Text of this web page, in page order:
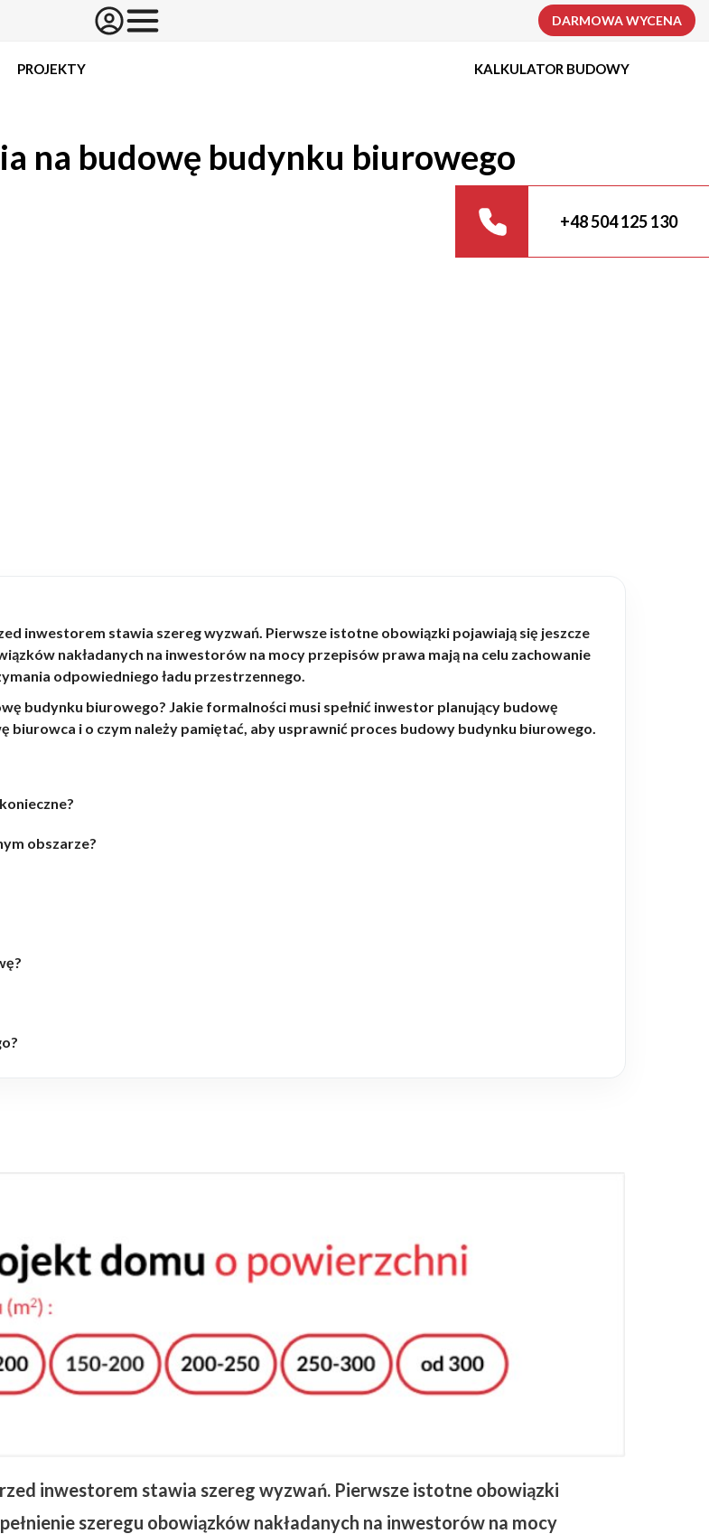
DARMOWA WYCENA
PROJEKTY KALKULATOR BUDOWY
na budowę budynku biurowego
+48 504 125 130
inwestorem stawia szereg wyzwań. Pierwsze istotne obowiązki pojawiają się jeszcze
nakładanych na inwestorów na mocy przepisów prawa mają na celu zachowanie
odpowiedniego ładu przestrzennego.
budynku biurowego? Jakie formalności musi spełnić inwestor planujący budowę
biurowca i o czym należy pamiętać, aby usprawnić proces budowy budynku biurowego.
obszarze?
inwestorem stawia szereg wyzwań. Pierwsze istotne obowiązki
szeregu obowiązków nakładanych na inwestorów na mocy